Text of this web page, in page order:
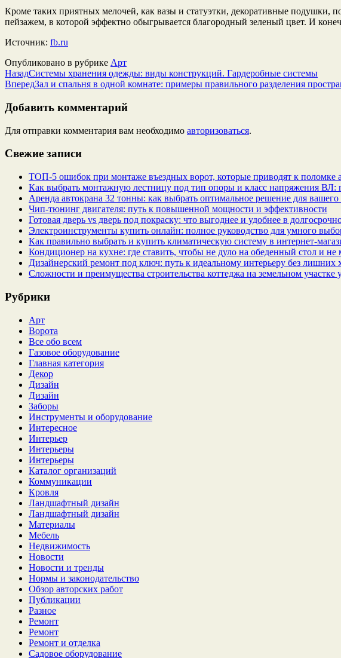
Кроме таких приятных мелочей, как вазы и статуэтки, декоративные подушки,
пейзажем, в которой эффектно обыгрывается благородный зеленый цвет. И
Источник: fb.ru
Опубликовано в рубрике Арт
НазадСистемы хранения одежды: виды конструкций. Гардеробные системы
ВпередЗал и спальня в одной комнате: примеры правильного разделения
Добавить комментарий
Для отправки комментария вам необходимо авторизоваться.
Свежие записи
ТОП-5 ошибок при монтаже въездных ворот, которые приводят к поломке
Как выбрать монтажную лестницу под тип опоры и класс напряжения ВЛ:
Аренда автокрана 32 тонны: как выбрать оптимальное решение для вашего
Чип‑тюнинг двигателя: путь к повышенной мощности и эффективности
Готовая дверь vs дверь под покраску: что выгоднее и удобнее в
Электроинструменты купить онлайн: полное руководство для умного
Как правильно выбрать и купить климатическую систему в
Кондиционер на кухне: где ставить, чтобы не дуло на обеденный стол и не
Дизайнерский ремонт под ключ: путь к идеальному интерьеру без лишних
Сложности и преимущества строительства коттеджа на земельном участке
Рубрики
Арт
Ворота
Все обо всем
Газовое оборудование
Главная категория
Декор
Дизайн
Дизайн
Заборы
Инструменты и оборудование
Интересное
Интерьер
Интерьеры
Интерьеры
Каталог организаций
Коммуникации
Кровля
Ландшафтный дизайн
Ландшафтный дизайн
Материалы
Мебель
Недвижимость
Новости
Новости и тренды
Нормы и законодательство
Обзор авторских работ
Публикации
Разное
Ремонт
Ремонт
Ремонт и отделка
Садовое оборудование